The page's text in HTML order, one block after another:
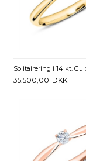
35.500,00 DKK